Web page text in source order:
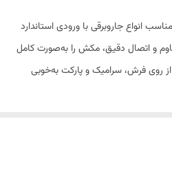
انواع جاروبرقی با ورودی استاندارد
و اتصال دقیق، مکش را به‌صورت کامل
روی فرش، سرامیک و پارکت به‌خوبی